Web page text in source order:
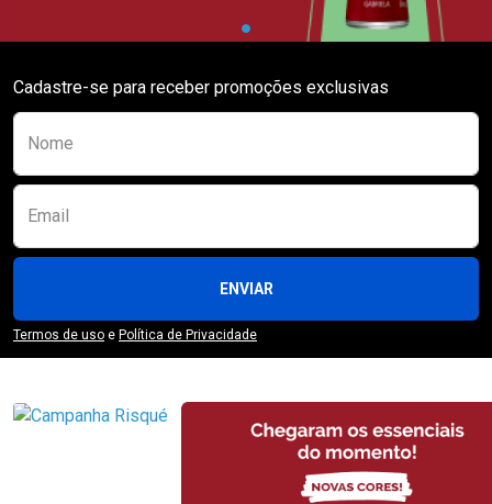
Cadastre-se para receber promoções exclusivas
Nome
Email
ENVIAR
Termos de uso e Política de Privacidade